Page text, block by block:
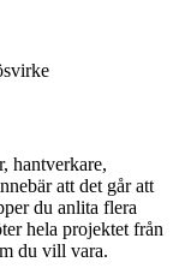
hantverkare,
att det går att
du anlita flera
hela projektet från
du vill vara.